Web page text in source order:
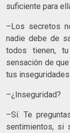
suficiente para
–Los secretos
nadie debe de
todos tienen,
sensación de
tus
–¿Inseguridad?
–Sí. Te
sentimientos, si